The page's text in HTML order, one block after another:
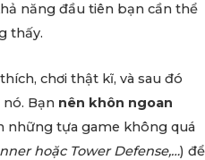
năng đầu tiên bạn cần thể
thấy.
chơi thật kĩ, và sau đó
Bạn nên khôn ngoan
những tựa game không quá
hoặc Tower Defense,…) để